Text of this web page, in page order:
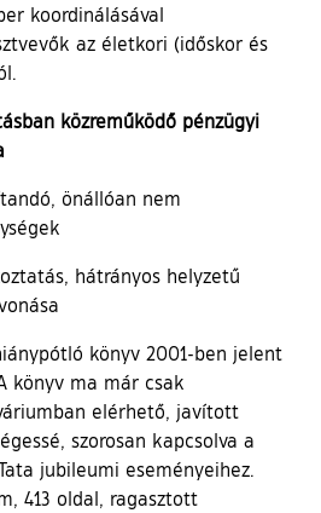
koordinálásával
az életkori (időskor és
közreműködő pénzügyi
önállóan nem
hátrányos helyzetű
könyv 2001-ben jelent
könyv ma már csak
elérhető, javított
szorosan kapcsolva a
jubileumi eseményeihez.
413 oldal, ragasztott